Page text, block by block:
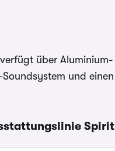
verfügt über Aluminium-
und einen
Spirit